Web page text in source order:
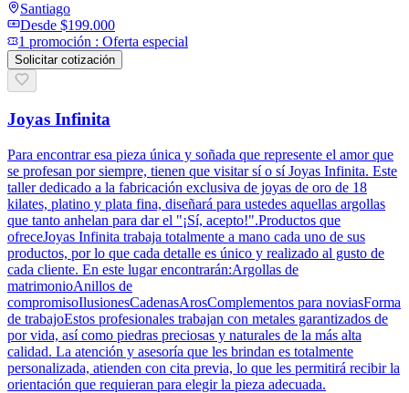
Santiago
Desde $199.000
1 promoción : Oferta especial
Solicitar cotización
Joyas Infinita
Para encontrar esa pieza única y soñada que represente el amor que
se profesan por siempre, tienen que visitar sí o sí Joyas Infinita. Este
taller dedicado a la fabricación exclusiva de joyas de oro de 18
kilates, platino y plata fina, diseñará para ustedes aquellas argollas
que tanto anhelan para dar el "¡Sí, acepto!".Productos que
ofreceJoyas Infinita trabaja totalmente a mano cada uno de sus
productos, por lo que cada detalle es único y realizado al gusto de
cada cliente. En este lugar encontrarán:Argollas de
matrimonioAnillos de
compromisoIlusionesCadenasArosComplementos para noviasForma
de trabajoEstos profesionales trabajan con metales garantizados de
por vida, así como piedras preciosas y naturales de la más alta
calidad. La atención y asesoría que les brindan es totalmente
personalizada, atienden con cita previa, lo que les permitirá recibir la
orientación que requieran para elegir la pieza adecuada.